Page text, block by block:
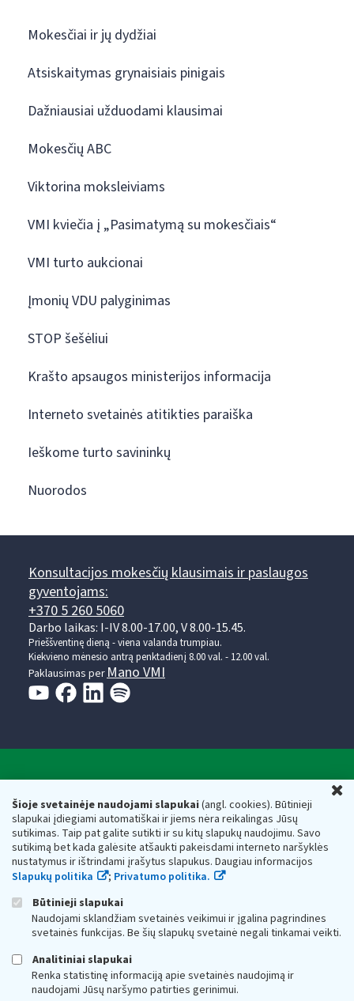
Šioje svetainėje naudojami slapukai(angl. cookies). Būtinieji
slapukai įdiegiami automatiškai ir jiems nėra reikalingas Jūsų
sutikimas. Taip pat galite sutikti ir su kitų slapukų naudojimu. Savo
sutikimą bet kada galėsite atšaukti pakeisdami interneto naršyklės
nustatymus ir ištrindami įrašytus slapukus. Daugiau informacijos
Slapukų politika
; Privatumo politika.
Būtinieji slapukai
Naudojami sklandžiam svetainės veikimui ir įgalina pagrindines
svetainės funkcijas. Be šių slapukų svetainė negali tinkamai veikti.
Analitiniai slapukai
Renka statistinę informaciją apie svetainės naudojimą ir
naudojami Jūsų naršymo patirties gerinimui.
Mokesčiai ir jų dydžiai
Atsiskaitymas grynaisiais pinigais
Dažniausiai užduodami klausimai
Mokesčių ABC
Viktorina moksleiviams
VMI kviečia į „Pasimatymą su mokesčiais“
VMI turto aukcionai
Įmonių VDU palyginimas
STOP šešėliui
Krašto apsaugos ministerijos informacija
Interneto svetainės atitikties paraiška
Ieškome turto savininkų
Nuorodos
Konsultacijos mokesčių klausimais ir paslaugos
gyventojams:
+370 5 260 5060
Darbo laikas: I-IV 8.00-17.00, V 8.00-15.45.
Prieššventinę dieną - viena valanda trumpiau.
Kiekvieno mėnesio antrą penktadienį 8.00 val. - 12.00 val.
Paklausimas perMano VMI
Valstybinė mokesčių inspekcija prie Lietuvos
Respublikos finansų ministerijos
Biudžetinė įstaiga. Juridinio asmens kodas — 188659752,
adresas: Vasario 16-osios g. 14, 01107 Vilnius, Lietuva, el.paštas:
vmi@vmi.lt , E. pristatymo dėžutės adresas 188659752
Duomenys apie Valstybinę mokesčių inspekciją prie Lietuvos
Respublikos finansų ministerijos kaupiami ir saugomi Juridinių